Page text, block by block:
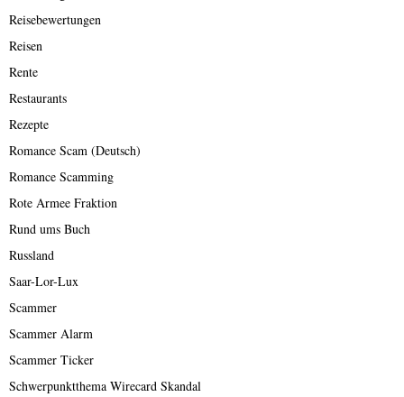
Reisebewertungen
Reisen
Rente
Restaurants
Rezepte
Romance Scam (Deutsch)
Romance Scamming
Rote Armee Fraktion
Rund ums Buch
Russland
Saar-Lor-Lux
Scammer
Scammer Alarm
Scammer Ticker
Schwerpunktthema Wirecard Skandal